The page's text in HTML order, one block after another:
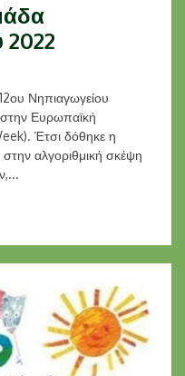
Νηπιαγωγείου
Ευρωπαϊκή
Έτσι δόθηκε η
στην αλγοριθμική σκέψη